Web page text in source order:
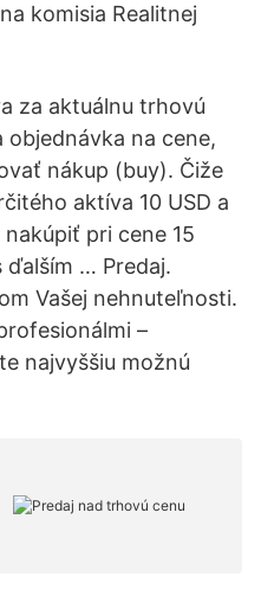
komisia Realitnej
za aktuálnu trhovú
objednávka na cene,
nákup (buy). Čiže
aktíva 10 USD a
pri cene 15
ďalším … Predaj.
Vašej nehnuteľnosti.
–
najvyššiu možnú